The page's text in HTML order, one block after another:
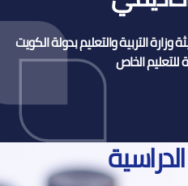
وزارة التربية والتعليم بدولة الكويت
للتعليم الخاص